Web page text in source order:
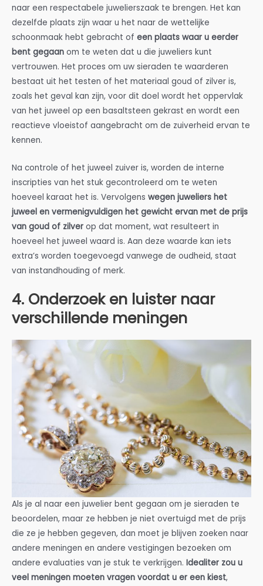
naar een respectabele juwelierszaak te brengen. Het kan
dezelfde plaats zijn waar u het naar de wettelijke
schoonmaak hebt gebracht of een plaats waar u eerder
bent gegaan om te weten dat u die juweliers kunt
vertrouwen. Het proces om uw sieraden te waarderen
bestaat uit het testen of het materiaal goud of zilver is,
zoals het geval kan zijn, voor dit doel wordt het oppervlak
van het juweel op een basaltsteen gekrast en wordt een
reactieve vloeistof aangebracht om de zuiverheid ervan te
kennen.
Na controle of het juweel zuiver is, worden de interne
inscripties van het stuk gecontroleerd om te weten
hoeveel karaat het is. Vervolgens wegen juweliers het
juweel en vermenigvuldigen het gewicht ervan met de prijs
van goud of zilver op dat moment, wat resulteert in
hoeveel het juweel waard is. Aan deze waarde kan iets
extra’s worden toegevoegd vanwege de oudheid, staat
van instandhouding of merk.
4. Onderzoek en luister naar
verschillende meningen
Als je al naar een juwelier bent gegaan om je sieraden te
beoordelen, maar ze hebben je niet overtuigd met de prijs
die ze je hebben gegeven, dan moet je blijven zoeken naar
andere meningen en andere vestigingen bezoeken om
andere evaluaties van je stuk te verkrijgen. Idealiter zou u
veel meningen moeten vragen voordat u er een kiest,